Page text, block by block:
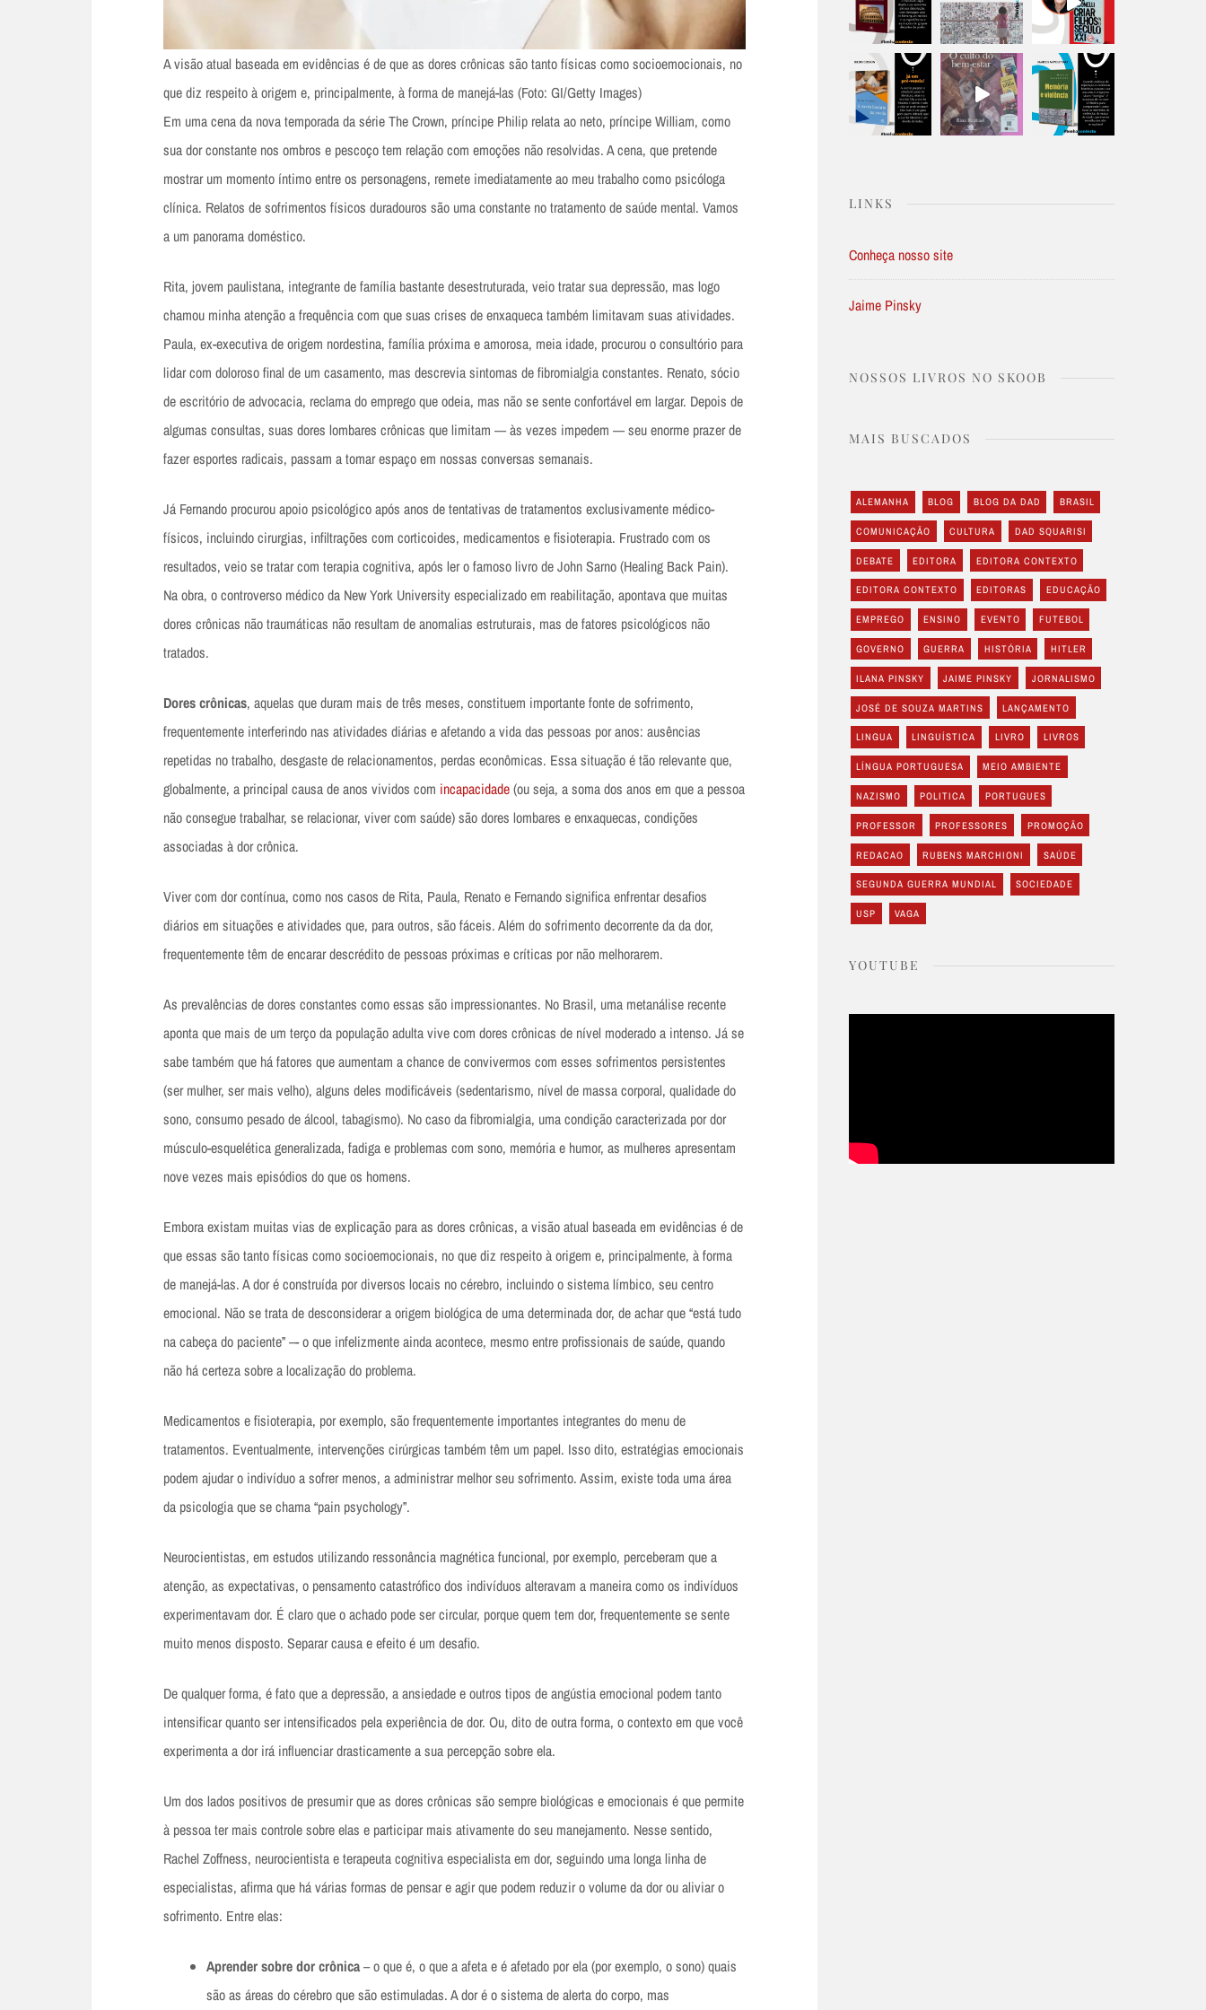
A visão atual baseada em evidências é de que as dores crônicas são tanto físicas como socioemocionais, no
que diz respeito à origem e, principalmente, à forma de manejá-las (Foto: GI/Getty Images)
Em uma cena da nova temporada da série The Crown, príncipe Philip relata ao neto, príncipe William, como
sua dor constante nos ombros e pescoço tem relação com emoções não resolvidas. A cena, que pretende
mostrar um momento íntimo entre os personagens, remete imediatamente ao meu trabalho como psicóloga
clínica. Relatos de sofrimentos físicos duradouros são uma constante no tratamento de saúde mental. Vamos
a um panorama doméstico.
Rita, jovem paulistana, integrante de família bastante desestruturada, veio tratar sua depressão, mas logo
chamou minha atenção a frequência com que suas crises de enxaqueca também limitavam suas atividades.
Paula, ex-executiva de origem nordestina, família próxima e amorosa, meia idade, procurou o consultório para
lidar com doloroso final de um casamento, mas descrevia sintomas de fibromialgia constantes. Renato, sócio
de escritório de advocacia, reclama do emprego que odeia, mas não se sente confortável em largar. Depois de
algumas consultas, suas dores lombares crônicas que limitam — às vezes impedem — seu enorme prazer de
fazer esportes radicais, passam a tomar espaço em nossas conversas semanais.
Já Fernando procurou apoio psicológico após anos de tentativas de tratamentos exclusivamente médico-
físicos, incluindo cirurgias, infiltrações com corticoides, medicamentos e fisioterapia. Frustrado com os
resultados, veio se tratar com terapia cognitiva, após ler o famoso livro de John Sarno (Healing Back Pain).
Na obra, o controverso médico da New York University especializado em reabilitação, apontava que muitas
dores crônicas não traumáticas não resultam de anomalias estruturais, mas de fatores psicológicos não
tratados.
Dores crônicas, aquelas que duram mais de três meses, constituem importante fonte de sofrimento,
frequentemente interferindo nas atividades diárias e afetando a vida das pessoas por anos: ausências
repetidas no trabalho, desgaste de relacionamentos, perdas econômicas. Essa situação é tão relevante que,
globalmente, a principal causa de anos vividos com incapacidade(ou seja, a soma dos anos em que a pessoa
não consegue trabalhar, se relacionar, viver com saúde) são dores lombares e enxaquecas, condições
associadas à dor crônica.
Viver com dor contínua, como nos casos de Rita, Paula, Renato e Fernando significa enfrentar desafios
diários em situações e atividades que, para outros, são fáceis. Além do sofrimento decorrente da da dor,
frequentemente têm de encarar descrédito de pessoas próximas e críticas por não melhorarem.
As prevalências de dores constantes como essas são impressionantes. No Brasil, uma metanálise recente
aponta que mais de um terço da população adulta vive com dores crônicas de nível moderado a intenso. Já se
sabe também que há fatores que aumentam a chance de convivermos com esses sofrimentos persistentes
(ser mulher, ser mais velho), alguns deles modificáveis (sedentarismo, nível de massa corporal, qualidade do
sono, consumo pesado de álcool, tabagismo). No caso da fibromialgia, uma condição caracterizada por dor
músculo-esquelética generalizada, fadiga e problemas com sono, memória e humor, as mulheres apresentam
nove vezes mais episódios do que os homens.
Embora existam muitas vias de explicação para as dores crônicas, a visão atual baseada em evidências é de
que essas são tanto físicas como socioemocionais, no que diz respeito à origem e, principalmente, à forma
de manejá-las. A dor é construída por diversos locais no cérebro, incluindo o sistema límbico, seu centro
emocional. Não se trata de desconsiderar a origem biológica de uma determinada dor, de achar que “está tudo
na cabeça do paciente” –- o que infelizmente ainda acontece, mesmo entre profissionais de saúde, quando
não há certeza sobre a localização do problema.
Medicamentos e fisioterapia, por exemplo, são frequentemente importantes integrantes do menu de
tratamentos. Eventualmente, intervenções cirúrgicas também têm um papel. Isso dito, estratégias emocionais
podem ajudar o indivíduo a sofrer menos, a administrar melhor seu sofrimento. Assim, existe toda uma área
da psicologia que se chama “pain psychology”.
Neurocientistas, em estudos utilizando ressonância magnética funcional, por exemplo, perceberam que a
atenção, as expectativas, o pensamento catastrófico dos indivíduos alteravam a maneira como os indivíduos
experimentavam dor. É claro que o achado pode ser circular, porque quem tem dor, frequentemente se sente
muito menos disposto. Separar causa e efeito é um desafio.
De qualquer forma, é fato que a depressão, a ansiedade e outros tipos de angústia emocional podem tanto
intensificar quanto ser intensificados pela experiência de dor. Ou, dito de outra forma, o contexto em que você
experimenta a dor irá influenciar drasticamente a sua percepção sobre ela.
Um dos lados positivos de presumir que as dores crônicas são sempre biológicas e emocionais é que permite
à pessoa ter mais controle sobre elas e participar mais ativamente do seu manejamento. Nesse sentido,
Rachel Zoffness, neurocientista e terapeuta cognitiva especialista em dor, seguindo uma longa linha de
especialistas, afirma que há várias formas de pensar e agir que podem reduzir o volume da dor ou aliviar o
sofrimento. Entre elas:
Aprender sobre dor crônica– o que é, o que a afeta e é afetado por ela (por exemplo, o sono) quais
são as áreas do cérebro que são estimuladas. A dor é o sistema de alerta do corpo, mas
LINKS
Conheça nosso site
Jaime Pinsky
NOSSOS LIVROS NO SKOOB
MAIS BUSCADOS
ALEMANHA BLOG BLOG DA DAD BRASIL
COMUNICAÇÃO CULTURA DAD SQUARISI
DEBATE EDITORA EDITORA CONTEXTO
EDITORA CONTEXTO EDITORAS EDUCAÇÃO
EMPREGO ENSINO EVENTO FUTEBOL
GOVERNO GUERRA HISTÓRIA HITLER
ILANA PINSKY JAIME PINSKY JORNALISMO
JOSÉ DE SOUZA MARTINS LANÇAMENTO
LINGUA LINGUÍSTICA LIVRO LIVROS
LÍNGUA PORTUGUESA MEIO AMBIENTE
NAZISMO POLITICA PORTUGUES
PROFESSOR PROFESSORES PROMOÇÃO
REDACAO RUBENS MARCHIONI SAÚDE
SEGUNDA GUERRA MUNDIAL SOCIEDADE
USP VAGA
YOUTUBE